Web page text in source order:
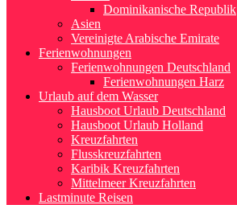
Dominikanische Republik
Asien
Vereinigte Arabische Emirate
Ferienwohnungen
Ferienwohnungen Deutschland
Ferienwohnungen Harz
Urlaub auf dem Wasser
Hausboot Urlaub Deutschland
Hausboot Urlaub Holland
Kreuzfahrten
Flusskreuzfahrten
Karibik Kreuzfahrten
Mittelmeer Kreuzfahrten
Lastminute Reisen